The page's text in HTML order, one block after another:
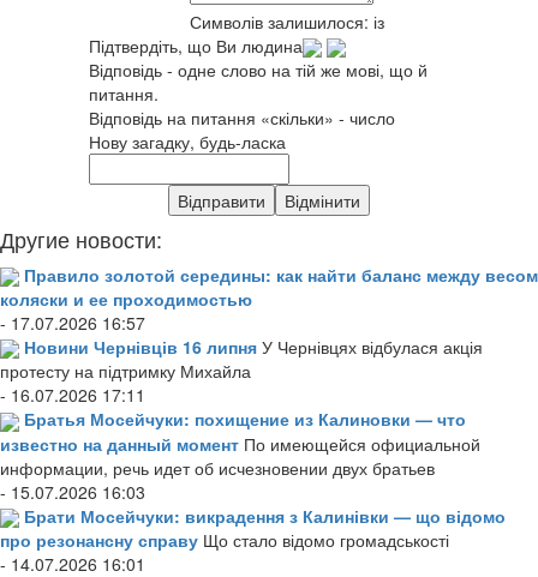
Символів залишилося: із
Підтвердіть, що Ви людина
Відповідь - одне слово на тій же мові, що й
питання.
Відповідь на питання «скільки» - число
Нову загадку, будь-ласка
Другие новости:
Правило золотой середины: как найти баланс между весом
коляски и ее проходимостью
- 17.07.2026 16:57
Новини Чернівців 16 липня У Чернівцях відбулася акція
протесту на підтримку Михайла
- 16.07.2026 17:11
Братья Мосейчуки: похищение из Калиновки — что
известно на данный момент По имеющейся официальной
информации, речь идет об исчезновении двух братьев
- 15.07.2026 16:03
Брати Мосейчуки: викрадення з Калинівки — що відомо
про резонансну справу Що стало відомо громадськості
- 14.07.2026 16:01